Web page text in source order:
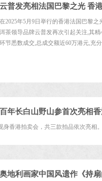
云普发亮相法国巴黎之光 香
在2025年5月9日举行的香港法国巴黎
洱茶领导品牌云普发再次引起关注,其
环节悉数成交,总成交额近60万港元,
百年长白山野山参首次亮相
身香港拍卖会，共三款拍品依次亮
奥地利画家中国风遗作《持